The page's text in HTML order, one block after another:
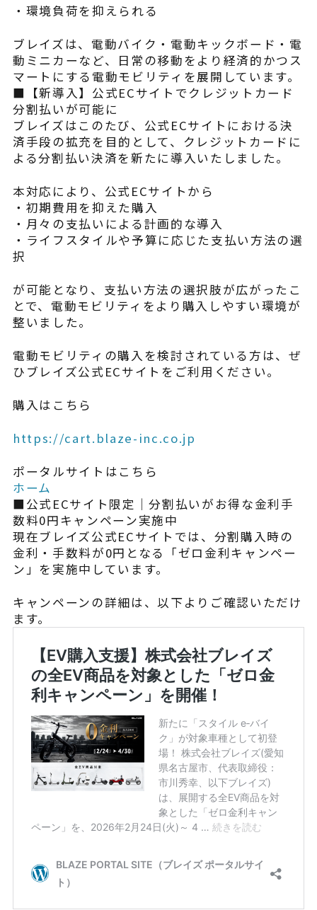
・環境負荷を抑えられる
ブレイズは、電動バイク・電動キックボード・電
動ミニカーなど、日常の移動をより経済的かつス
マートにする電動モビリティを展開しています。
■【新導入】公式ECサイトでクレジットカード
分割払いが可能に
ブレイズはこのたび、公式ECサイトにおける決
済手段の拡充を目的として、クレジットカードに
よる分割払い決済を新たに導入いたしました。
本対応により、公式ECサイトから
・初期費用を抑えた購入
・月々の支払いによる計画的な導入
・ライフスタイルや予算に応じた支払い方法の選
択
が可能となり、支払い方法の選択肢が広がったこ
とで、電動モビリティをより購入しやすい環境が
整いました。
電動モビリティの購入を検討されている方は、ぜ
ひブレイズ公式ECサイトをご利用ください。
購入はこちら
https://cart.blaze-inc.co.jp
ポータルサイトはこちら
ホーム
■公式ECサイト限定｜分割払いがお得な金利手
数料0円キャンペーン実施中
現在ブレイズ公式ECサイトでは、分割購入時の
金利・手数料が0円となる「ゼロ金利キャンペー
ン」を実施中しています。
キャンペーンの詳細は、以下よりご確認いただけ
ます。